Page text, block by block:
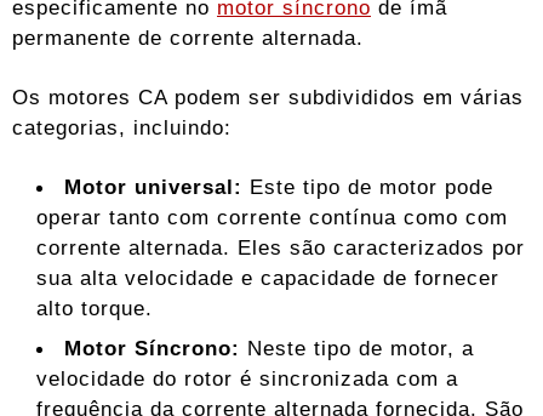
especificamente no motor síncrono de ímã
permanente de corrente alternada.
Os motores CA podem ser subdivididos em várias
categorias, incluindo:
Motor universal: Este tipo de motor pode
operar tanto com corrente contínua como com
corrente alternada. Eles são caracterizados por
sua alta velocidade e capacidade de fornecer
alto torque.
Motor Síncrono: Neste tipo de motor, a
velocidade do rotor é sincronizada com a
frequência da corrente alternada fornecida. São